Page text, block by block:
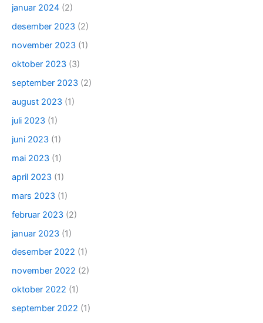
januar 2024 (2)
desember 2023 (2)
november 2023 (1)
oktober 2023 (3)
september 2023 (2)
august 2023 (1)
juli 2023 (1)
juni 2023 (1)
mai 2023 (1)
april 2023 (1)
mars 2023 (1)
februar 2023 (2)
januar 2023 (1)
desember 2022 (1)
november 2022 (2)
oktober 2022 (1)
september 2022 (1)